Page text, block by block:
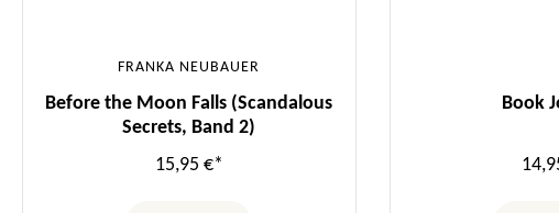
FRANKA NEUBAUER
Before the Moon Falls (Scandalous
Secrets, Band 2)
15,95 €*
Book